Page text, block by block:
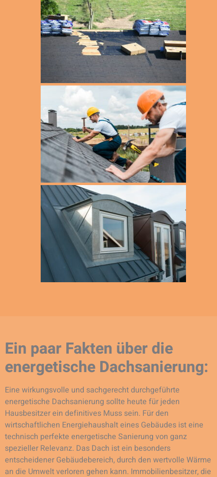
Ein paar Fakten über die
energetische Dachsanierung:
Eine wirkungsvolle und sachgerecht durchgeführte
energetische Dachsanierung sollte heute für jeden
Hausbesitzer ein definitives Muss sein. Für den
wirtschaftlichen Energiehaushalt eines Gebäudes ist eine
technisch perfekte energetische Sanierung von ganz
spezieller Relevanz. Das Dach ist ein besonders
entscheidener Gebäudebereich, durch den wertvolle Wärme
an die Umwelt verloren gehen kann. Immobilienbesitzer, die